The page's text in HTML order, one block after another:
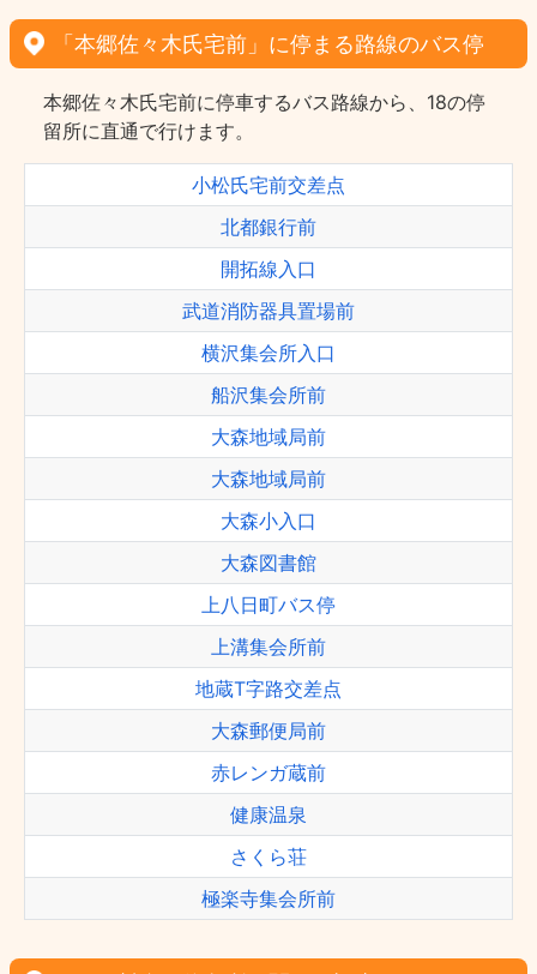
「本郷佐々木氏宅前」に停まる路線のバス停
本郷佐々木氏宅前に停車するバス路線から、18の停
留所に直通で行けます。
小松氏宅前交差点
北都銀行前
開拓線入口
武道消防器具置場前
横沢集会所入口
船沢集会所前
大森地域局前
大森地域局前
大森小入口
大森図書館
上八日町バス停
上溝集会所前
地蔵T字路交差点
大森郵便局前
赤レンガ蔵前
健康温泉
さくら荘
極楽寺集会所前